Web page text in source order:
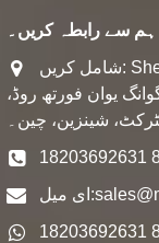
ہم سے رابطہ کریں۔
شامل کریں: Shenzhen Mida EV Power Co., Ltd.کمرہ
11ویں منزل، بی ٹی آر بلڈنگ، نمبر 8 گوانگ یوان فورتھ روڈ،
شینزین، چین۔
ای میل: